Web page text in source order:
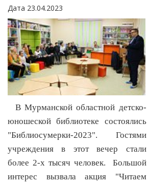
Дата 23.04.2023
В Мурманской областной детско-
юношеской библиотеке состоялись
"Библиосумерки-2023". Гостями
учреждения в этот вечер стали
более 2-х тысяч человек. Большой
интерес вызвала акция "Читаем